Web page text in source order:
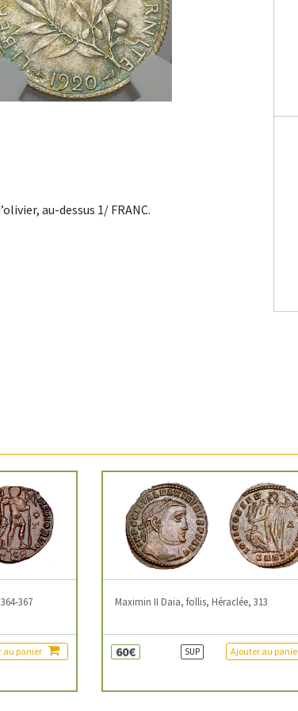
au-dessus 1/ FRANC.
367
au panier
Maximin II Daia, follis, Héraclée, 313
60€ SUP Ajouter au